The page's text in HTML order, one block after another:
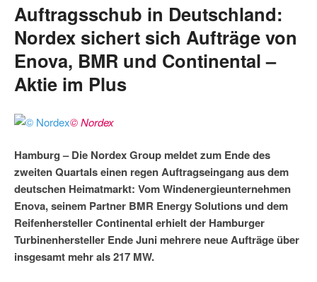
Auftragsschub in Deutschland:
Nordex sichert sich Aufträge von
Enova, BMR und Continental –
Aktie im Plus
© Nordex
Hamburg – Die Nordex Group meldet zum Ende des
zweiten Quartals einen regen Auftragseingang aus dem
deutschen Heimatmarkt: Vom Windenergieunternehmen
Enova, seinem Partner BMR Energy Solutions und dem
Reifenhersteller Continental erhielt der Hamburger
Turbinenhersteller Ende Juni mehrere neue Aufträge über
insgesamt mehr als 217 MW.